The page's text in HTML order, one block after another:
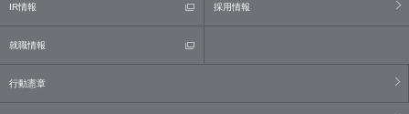
IR情報 採用情報
就職情報
行動憲章